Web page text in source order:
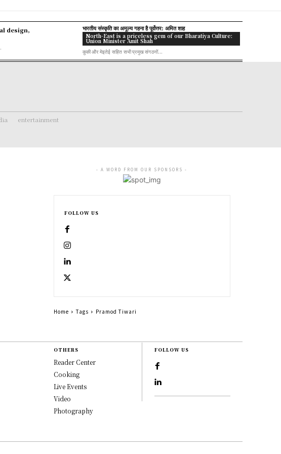
design,
भारतीय संस्कृति का अमूल्य गहना है पूर्वोत्तर: अमित शाह
North-East is a priceless gem of our Bharatiya Culture:
Union Minister Amit Shah
कुकी और मेइतेई सहित सभी प्रमुख संगठनों...
entertainment
- A WORD FROM OUR SPONSORS -
FOLLOW US
Home Tags Pramod Tiwari
OTHERS
Reader Center
Cooking
Live Events
Video
Photography
FOLLOW US